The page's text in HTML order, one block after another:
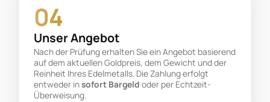
04
Unser Angebot
Nach der Prüfung erhalten Sie ein Angebot basierend
auf dem aktuellen Goldpreis, dem Gewicht und der
Reinheit Ihres Edelmetalls. Die Zahlung erfolgt
entweder insofort Bargeld oder per Echtzeit-
Überweisung.